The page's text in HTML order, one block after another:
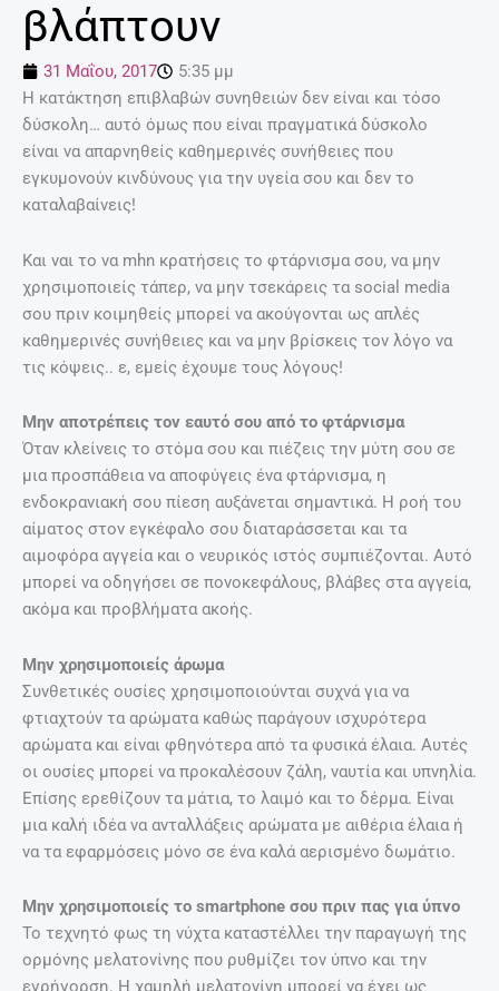
βλάπτουν
31 Μαΐου, 2017
5:35 μμ
Η κατάκτηση επιβλαβών συνηθειών δεν είναι και τόσο
δύσκολη… αυτό όμως που είναι πραγματικά δύσκολο
είναι να απαρνηθείς καθημερινές συνήθειες που
εγκυμονούν κινδύνους για την υγεία σου και δεν το
καταλαβαίνεις!
Και ναι το να mhn κρατήσεις το φτάρνισμα σου, να μην
χρησιμοποιείς τάπερ, να μην τσεκάρεις τα social media
σου πριν κοιμηθείς μπορεί να ακούγονται ως απλές
καθημερινές συνήθειες και να μην βρίσκεις τον λόγο να
τις κόψεις.. ε, εμείς έχουμε τους λόγους!
Μην αποτρέπεις τον εαυτό σου από το φτάρνισμα
Όταν κλείνεις το στόμα σου και πιέζεις την μύτη σου σε
μια προσπάθεια να αποφύγεις ένα φτάρνισμα, η
ενδοκρανιακή σου πίεση αυξάνεται σημαντικά. Η ροή του
αίματος στον εγκέφαλο σου διαταράσσεται και τα
αιμοφόρα αγγεία και ο νευρικός ιστός συμπιέζονται. Αυτό
μπορεί να οδηγήσει σε πονοκεφάλους, βλάβες στα αγγεία,
ακόμα και προβλήματα ακοής.
Μην χρησιμοποιείς άρωμα
Συνθετικές ουσίες χρησιμοποιούνται συχνά για να
φτιαχτούν τα αρώματα καθώς παράγουν ισχυρότερα
αρώματα και είναι φθηνότερα από τα φυσικά έλαια. Αυτές
οι ουσίες μπορεί να προκαλέσουν ζάλη, ναυτία και υπνηλία.
Επίσης ερεθίζουν τα μάτια, το λαιμό και το δέρμα. Είναι
μια καλή ιδέα να ανταλλάξεις αρώματα με αιθέρια έλαια ή
να τα εφαρμόσεις μόνο σε ένα καλά αερισμένο δωμάτιο.
Μην χρησιμοποιείς το smartphone σου πριν πας για ύπνο
Το τεχνητό φως τη νύχτα καταστέλλει την παραγωγή της
ορμόνης μελατονίνης που ρυθμίζει τον ύπνο και την